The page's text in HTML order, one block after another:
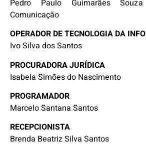
Pedro Paulo Guimarães
Comunicação
OPERADOR DE TECNOLOGIA DA
Ivo Silva dos Santos
PROCURADORA JURÍDICA
Isabela Simões do Nascimento
PROGRAMADOR
Marcelo Santana Santos
RECEPCIONISTA
Brenda Beatriz Silva Santos